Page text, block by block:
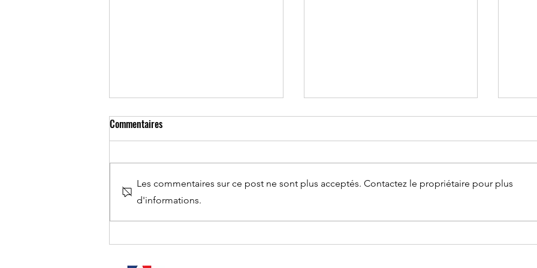
avenir
Commentaires
Les commentaires sur ce post ne sont plus acceptés. Contactez le propriétaire pour plus
d'informations.